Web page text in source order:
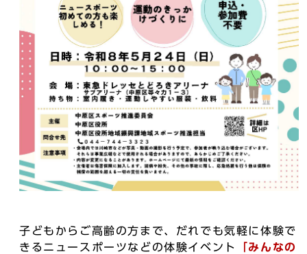
子どもからご高齢の方まで、だれでも気軽に体験で
きるニュースポーツなどの体験イベント
「みんなの